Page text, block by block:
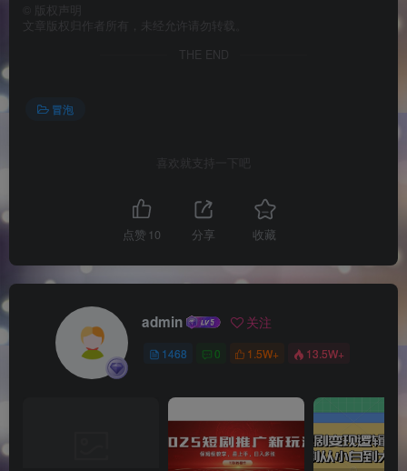
版权声明
文章版权归作者所有，未经允许请勿转载。
THE END
冒泡
喜欢就支持一下吧
点赞 10 分享 收藏
admin 关注
1468 0 1.5W+ 13.5W+